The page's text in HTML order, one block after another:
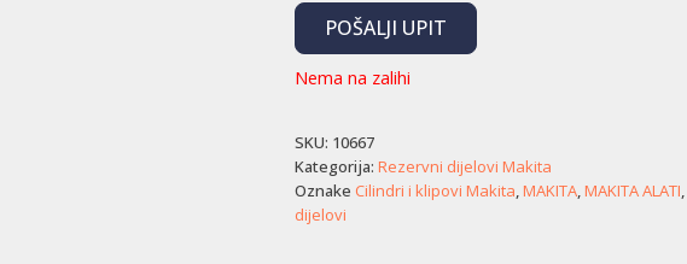
POŠALJI UPIT
Nema na zalihi
SKU: 10667
Kategorija: Rezervni dijelovi Makita
Oznake Cilindri i klipovi Makita,MAKITA,MAKITA ALATI,
dijelovi